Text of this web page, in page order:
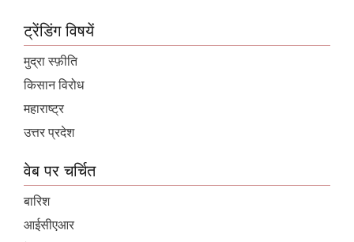
ट्रेंडिंग विषयें
मुद्रा स्फ़ीति
किसान विरोध
महाराष्ट्र
उत्तर प्रदेश
वेब पर चर्चित
बारिश
आईसीएआर